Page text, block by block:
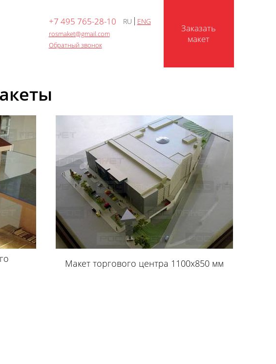
+7 495 765-28-10
rosmaket@gmail.com
Обратный звонок
Заказать
макет
RU ENG
Макет торгового центра 1100х850 мм